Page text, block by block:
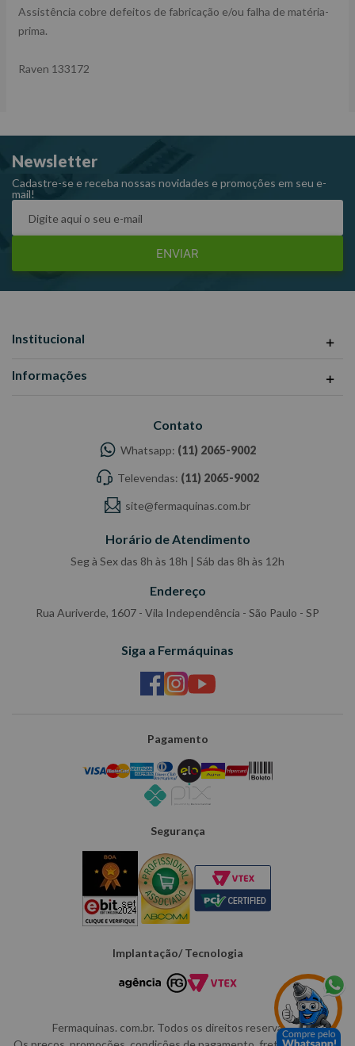
Assistência cobre defeitos de fabricação e/ou falha de matéria-
prima.
Raven 133172
Newsletter
Cadastre-se e receba nossas novidades e promoções em seu e-
mail!
ENVIAR
Institucional
Informações
Contato
Whatsapp: (11) 2065-9002
Televendas: (11) 2065-9002
site@fermaquinas.com.br
Horário de Atendimento
Seg à Sex das 8h às 18h | Sáb das 8h às 12h
Endereço
Rua Auriverde, 1607 - Vila Independência - São Paulo - SP
Siga a Fermáquinas
Pagamento
Segurança
Implantação/ Tecnologia
Fermaquinas. com.br. Todos os direitos reservados.